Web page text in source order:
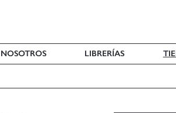
NOSOTROS LIBRERÍAS